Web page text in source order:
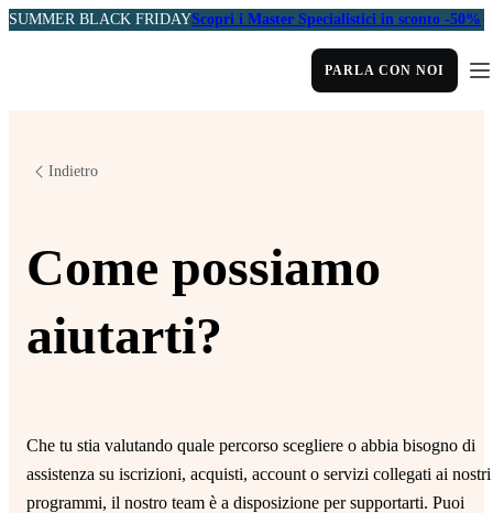
SUMMER BLACK FRIDAYScopri i Master Specialistici in sconto -50%
PARLA CON NOI
Indietro
Come possiamo
aiutarti?
Che tu stia valutando quale percorso scegliere o abbia bisogno di
assistenza su iscrizioni, acquisti, account o servizi collegati ai nostri
programmi, il nostro team è a disposizione per supportarti. Puoi